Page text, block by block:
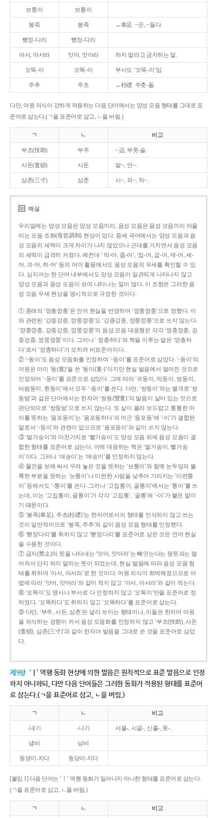
보퉁이 보통이
봉죽 봉족 ←奉足. ~꾼, ~들다.
뻗정-다리 뻗장-다리
아서, 아서라 앗아, 앗아라 하지 말라고 금지하는 말.
오뚝-이 오똑-이 부사도 ‘오뚝-이’임.
주추 주초 ←柱礎. 주춧-돌.
다만, 어원 의식이 강하게 작용하는 다음 단어에서는 양성 모음 형태를 그대로 표
준어로 삼는다.(ㄱ을 표준어로 삼고, ㄴ을 버림.)
ㄱ ㄴ 비고
부조(扶助) 부주 ~금, 부좃-술.
사돈(査頓) 사둔 밭~, 안~.
삼촌(三寸) 삼춘 시~, 외~, 처~.
해설
우리말에는 양성 모음은 양성 모음끼리, 음성 모음은 음성 모음끼리 어울
리는 모음 조화(母音調和) 현상이 있다. 중세 국어에서는 양성 모음과 음
성 모음의 세력이 크게 차이가 나지 않았으나 근대를 거치면서 음성 모음
의 세력이 급격히 커졌다. 예컨대 ‘ 막-아, 좁-아’, ‘접-어, 굽-어, 재-어, 세-
어, 괴-어, 쥐-어’ 등의 어미 활용에서도 음성 모음의 우세를 확인할 수 있
다. 심지어는 한 단어 내부에서도 양성 모음이 일관되게 나타나지 않고
양성 모음과 음성 모음이 섞여 나타나는 일이 많다. 이 조항은 그러한 음
성 모음 우세 현상을 명시적으로 규정한 것이다.
① 종래의 ‘깡총깡총’은 언어 현실을 반영하여 ‘깡충깡충’으로 정했다. 이
와 관련된 ‘강중강중, 깡쭝깡쭝’도 ‘강종강종, 깡쫑깡쫑’으로 쓰지 않는다.
‘깡충깡충, 강중강중, 깡쭝깡쭝’의 음성 모음 대응형은 각각 ‘껑충껑충, 겅
중겅중, 껑쭝껑쭝’이다. 그러나 ‘ 껑충하다’와 짝을 이루는 말은 ‘깡총하
다’로서 ‘깡충하다’가 오히려 비표준어이다.
② ‘-동이’도 음성 모음화를 인정하여 ‘-둥이’를 표준어로 삼았다. ‘-둥이’의
어원은 아이 ‘동(童)’을 쓴 ‘동이(童-)’이지만 현실 발음에서 멀어진 것으로
인정되어 ‘-둥이’를 표준으로 삼았다. 그에 따라 ‘귀둥이, 막둥이, 쌍둥이,
바람둥이, 흰둥이’에서 모두 ‘-둥이’를 쓴다. 다만, ‘쌍둥이’와는 별개로 ‘쌍
동밤’과 같은 단어에서는 한자어 ‘쌍동(雙童)’의 발음이 살아 있는 것으로
판단되므로 ‘쌍둥밤’으로 쓰지 않는다. 또 살이 올라 보드랍고 통통한 아
이를 뜻하는 ‘옴포동이’는 ‘옴포동하다’의 어근 ‘옴포동’에 ‘-이’가 결합된
말로서 ‘-둥이’와 관련이 없으므로 ‘옴포둥이’와 같이 쓰지 않는다.
③ ‘발가숭이’와 마찬가지로 ‘빨가숭이’도 양성 모음 뒤에 음성 모음이 결
합한 형태를 표준어로 삼는다. 이에 대응하는 짝은 ‘벌거숭이, 뻘거숭
이’이다. 그러나 ‘애송이’는 ‘애숭이’를 인정하지 않는다.
④ 물건을 보에 싸서 꾸려 놓은 것을 뜻하는 ‘보퉁이’와 함께 눈두덩의 불
룩한 부분을 뜻하는 ‘눈퉁이’나 미련한 사람을 낮추어 가리키는 ‘미련퉁
이’ 등에서도 ‘-퉁이’를 쓴다. 그러나 ‘고집통이, 골통이’에서는 ‘통이’를 쓰
는데, 이는 ‘고집통이, 골통이’가 각각 ‘고집통’, ‘골통’에 ‘-이’가 붙은 말이
기 때문이다.
⑤ ‘봉족(奉足), 주초(柱礎)’는 한자어로서의 형태를 인식하지 않고 쓰는
것이 일반적이므로 ‘봉죽, 주추’와 같이 음성 모음 형태를 인정했다.
⑥ ‘뻗장다리’를 취하지 않고 ‘뻗정다리’를 표준어로 삼은 것은 언어 현실
을 수용한 것이다.
⑦ 금지(禁止)의 뜻을 나타내는 ‘앗아, 앗아라’는 빼앗는다는 원뜻과는 멀
어져서 단지 하지 말라는 뜻이 되었는데, 현실 발음에 따라 음성 모음 형
태를 취하여 ‘아서, 아서라’로 한 것이다. 어원 의식이 희박해졌으므로 어
법에 따라 ‘앗어, 앗어라’와 같이 적지 않고 ‘아서, 아서라’와 같이 적는다.
⑧ ‘오똑이’도 명사나 부사로 다 인정하지 않고 ‘오뚝이’만을 표준어로 정
하였다. ‘오똑하다’도 취하지 않고 ‘오뚝하다’를 표준어로 삼는다.
⑨ 다만, ‘부주, 사둔, 삼춘’은 널리 쓰이는 형태이나, 이들은 한자어 어원
을 의식하는 경향이 커서 음성 모음화를 인정하지 않고 ‘부조(扶助), 사돈
(査頓), 삼촌(三寸)’과 같이 한자어 발음을 그대로 쓴 것을 표준어로 삼았
다.
제9항 ‘ㅣ’ 역행 동화 현상에 의한 발음은 원칙적으로 표준 발음으로 인정
하지 아니하되, 다만 다음 단어들은 그러한 동화가 적용된 형태를 표준어
로 삼는다.(ㄱ을 표준어로 삼고, ㄴ을 버림.)
ㄱ ㄴ 비고
-내기 -나기 서울-, 시골-, 신출-, 풋-.
냄비 남비
동댕이-치다 동당이-치다
[붙임 1] 다음 단어는 ‘ㅣ’ 역행 동화가 일어나지 아니한 형태를 표준어로 삼는다.
(ㄱ을 표준어로 삼고, ㄴ을 버림.)
ㄱ ㄴ 비고